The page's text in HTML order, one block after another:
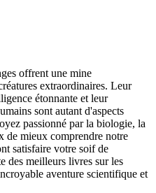
offrent une mine
extraordinaires. Leur
étonnante et leur
sont autant d'aspects
passionné par la biologie, la
de mieux comprendre notre
satisfaire votre soif de
des meilleurs livres sur les
aventure scientifique et